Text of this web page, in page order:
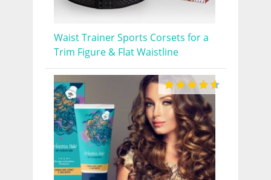
Waist Trainer Sports Corsets for a
Trim Figure & Flat Waistline